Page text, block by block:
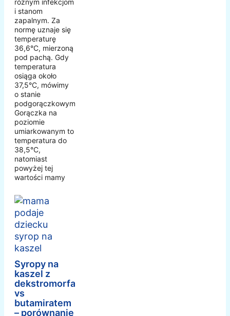
różnym infekcjom
i stanom
zapalnym. Za
normę uznaje się
temperaturę
36,6°C, mierzoną
pod pachą. Gdy
temperatura
osiąga około
37,5°C, mówimy
o stanie
podgorączkowym.
Gorączka na
poziomie
umiarkowanym to
temperatura do
38,5°C,
natomiast
powyżej tej
wartości mamy
Syropy na
kaszel z
dekstromorfanem
vs
butamiratem
– porównanie